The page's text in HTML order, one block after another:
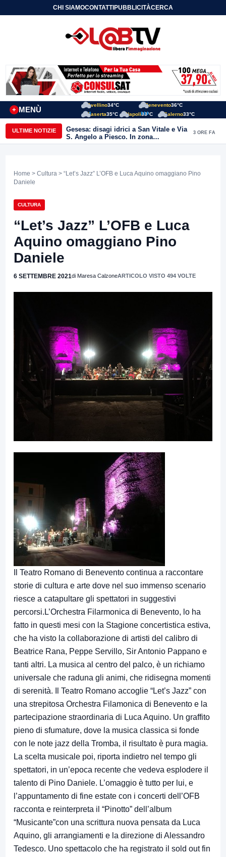
CHI SIAMOCONTATTIPUBBLICITÀCERCA
MENÙ
+
Avellino34°C Benevento36°C
Caserta35°C Napoli33°C Salerno33°C
ULTIME NOTIZIE
Gesesa: disagi idrici a San Vitale e Via
S. Angelo a Piesco. In zona
posizionata l’autobotte
3 ORE FA
Home > Cultura > “Let’s Jazz” L’OFB e Luca Aquino omaggiano Pino
Daniele
CULTURA
“Let’s Jazz” L’OFB e Luca
Aquino omaggiano Pino
Daniele
6 SETTEMBRE 2021di Maresa CalzoneARTICOLO VISTO 494 VOLTE
Il Teatro Romano di Benevento continua a raccontare
storie di cultura e arte dove nel suo immenso scenario
riesce a catapultare gli spettatori in suggestivi
percorsi.L’Orchestra Filarmonica di Benevento, lo ha
fatto in questi mesi con la Stagione concertistica estiva,
che ha visto la collaborazione di artisti del calibro di
Beatrice Rana, Peppe Servillo, Sir Antonio Pappano e
tanti altri. La musica al centro del palco, è un richiamo
universale che raduna gli animi, che ridisegna momenti
di serenità. Il Teatro Romano accoglie “Let’s Jazz” con
una strepitosa Orchestra Filamonica di Benevento e la
partecipazione straordinaria di Luca Aquino. Un graffito
pieno di sfumature, dove la musica classica si fonde
con le note jazz della Tromba, il risultato è pura magia.
La scelta musicale poi, riporta indietro nel tempo gli
spettatori, in un’epoca recente che vedeva esplodere il
talento di Pino Daniele. L’omaggio è tutto per lui, e
l’appuntamento di fine estate con i concerti dell’OFB
racconta e reinterpreta il “Pinotto” dell’album
“Musicante”con una scrittura nuova pensata da Luca
Aquino, gli arrangiamenti e la direzione di Alessandro
Tedesco. Uno spettacolo che ha registrato il sold out fin